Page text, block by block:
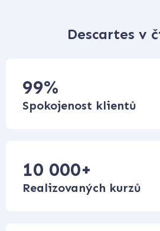
Descartes v
99%
Spokojenost klientů
10 000+
Realizovaných kurzů